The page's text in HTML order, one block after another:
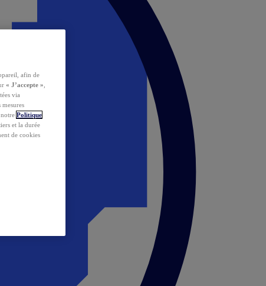
afin de
« J’accepte »
via
Politique
et la durée
de cookies